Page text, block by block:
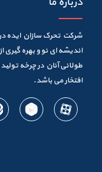
شرکت تحرک سازان ایده در
اندیشه ای نو و بهره
طولانی آنان در چرخه
افتخار می باشد.